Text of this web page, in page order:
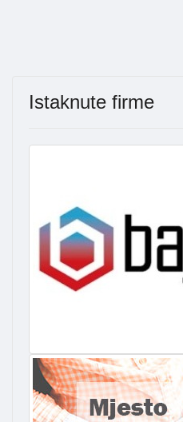
Istaknute firme